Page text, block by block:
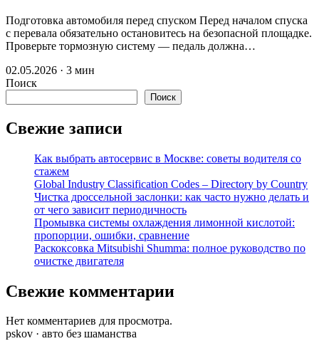
Подготовка автомобиля перед спуском Перед началом спуска
с перевала обязательно остановитесь на безопасной площадке.
Проверьте тормозную систему — педаль должна…
02.05.2026 · 3 мин
Поиск
Поиск
Свежие записи
Как выбрать автосервис в Москве: советы водителя со
стажем
Global Industry Classification Codes – Directory by Country
Чистка дроссельной заслонки: как часто нужно делать и
от чего зависит периодичность
Промывка системы охлаждения лимонной кислотой:
пропорции, ошибки, сравнение
Раскоксовка Mitsubishi Shumma: полное руководство по
очистке двигателя
Свежие комментарии
Нет комментариев для просмотра.
pskov · авто без шаманства